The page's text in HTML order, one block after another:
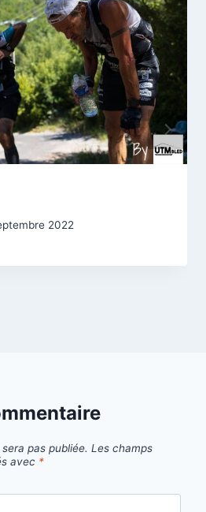
2022
pas publiée. Les champs
avec *